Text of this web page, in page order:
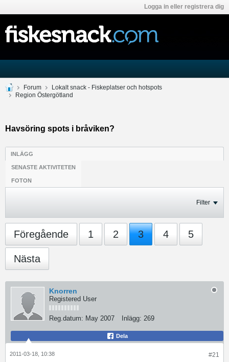
Logga in eller registrera dig
Forum
Lokalt snack - Fiskeplatser och hotspots
Region Östergötland
Havsöring spots i bråviken?
INLÄGG
SENASTE AKTIVITETEN
FOTON
Filter
Föregående 1 2 3 4 5
Nästa
Knorren
Registered User
Reg.datum: May 2007 Inlägg: 269
Dela
#21
2011-03-18, 10:38